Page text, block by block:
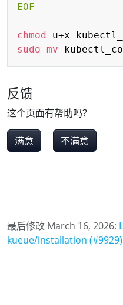
EOF
chmod
sudo mv
反馈
这个页面有帮助吗？
满意 不满意
最后修改 March 16, 2026:
kueue/installation